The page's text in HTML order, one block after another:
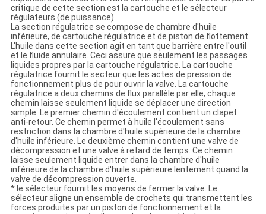
critique de cette section est la cartouche et le sélecteur
régulateurs (de puissance).
La section régulatrice se compose de chambre d'huile
inférieure, de cartouche régulatrice et de piston de flottement.
L'huile dans cette section agit en tant que barrière entre l'outil
et le fluide annulaire. Ceci assure que seulement les passages
liquides propres par la cartouche régulatrice. La cartouche
régulatrice fournit le secteur que les actes de pression de
fonctionnement plus de pour ouvrir la valve. La cartouche
régulatrice a deux chemins de flux parallèle par elle, chaque
chemin laisse seulement liquide se déplacer une direction
simple. Le premier chemin d'écoulement contient un clapet
anti-retour. Ce chemin permet à huile l'écoulement sans
restriction dans la chambre d'huile supérieure de la chambre
d'huile inférieure. Le deuxième chemin contient une valve de
décompression et une valve à retard de temps. Ce chemin
laisse seulement liquide entrer dans la chambre d'huile
inférieure de la chambre d'huile supérieure lentement quand la
valve de décompression ouverte.
* le sélecteur fournit les moyens de fermer la valve. Le
sélecteur aligne un ensemble de crochets qui transmettent les
forces produites par un piston de fonctionnement et la